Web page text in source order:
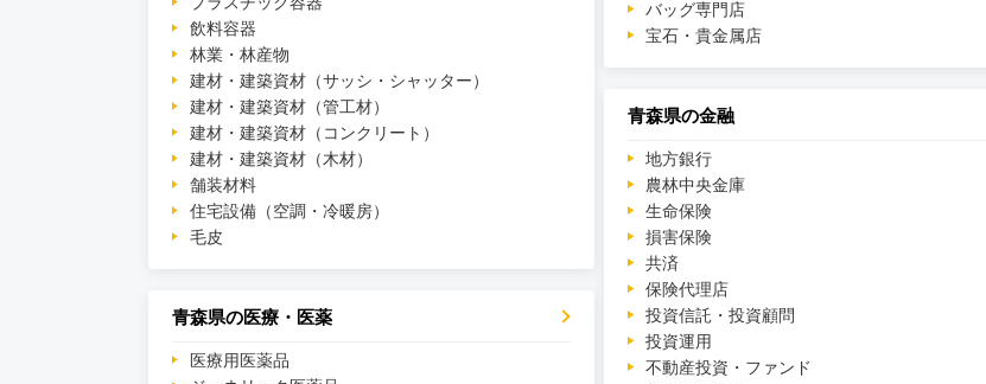
飲料容器
林業・林産物
建材・建築資材（サッシ・シャッター）
建材・建築資材（管工材）
建材・建築資材（コンクリート）
建材・建築資材（木材）
舗装材料
住宅設備（空調・冷暖房）
毛皮
青森県の医療・医薬
医療用医薬品
バッグ専門店
宝石・貴金属店
青森県の金融
地方銀行
農林中央金庫
生命保険
損害保険
共済
保険代理店
投資信託・投資顧問
投資運用
不動産投資・ファンド